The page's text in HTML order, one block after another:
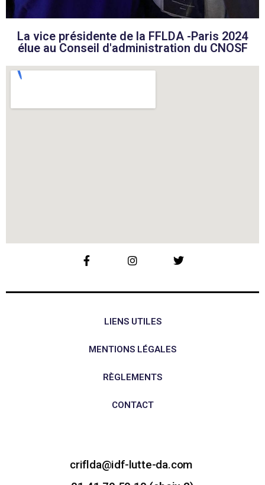
La vice présidente de la FFLDA -Paris 2024
élue au Conseil d'administration du CNOSF
LIENS UTILES
MENTIONS LÉGALES
RÈGLEMENTS
CONTACT
criflda@idf-lutte-da.com